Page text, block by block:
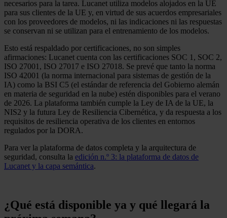
necesarios para la tarea. Lucanet utiliza modelos alojados en la UE
para sus clientes de la UE y, en virtud de sus acuerdos empresariales
con los proveedores de modelos, ni las indicaciones ni las respuestas
se conservan ni se utilizan para el entrenamiento de los modelos.
Esto está respaldado por certificaciones, no son simples
afirmaciones: Lucanet cuenta con las certificaciones SOC 1, SOC 2,
ISO 27001, ISO 27017 e ISO 27018. Se prevé que tanto la norma
ISO 42001 (la norma internacional para sistemas de gestión de la
IA) como la BSI C5 (el estándar de referencia del Gobierno alemán
en materia de seguridad en la nube) estén disponibles para el verano
de 2026. La plataforma también cumple la Ley de IA de la UE, la
NIS2 y la futura Ley de Resiliencia Cibernética, y da respuesta a los
requisitos de resiliencia operativa de los clientes en entornos
regulados por la DORA.
Para ver la plataforma de datos completa y la arquitectura de
seguridad, consulta la edición n.º 3: la plataforma de datos de
Lucanet y la capa semántica.
¿Qué está disponible ya y qué llegará la